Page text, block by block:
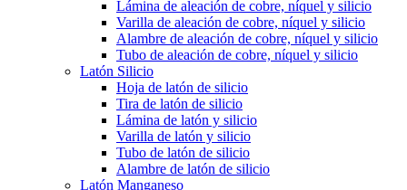
Lámina de aleación de cobre, níquel y silicio
Varilla de aleación de cobre, níquel y silicio
Alambre de aleación de cobre, níquel y silicio
Tubo de aleación de cobre, níquel y silicio
Latón Silicio
Hoja de latón de silicio
Tira de latón de silicio
Lámina de latón y silicio
Varilla de latón y silicio
Tubo de latón de silicio
Alambre de latón de silicio
Latón Manganeso